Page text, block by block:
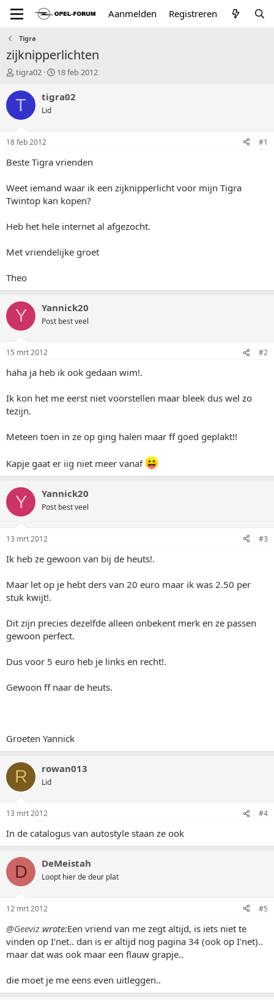
Aanmelden Registreren
Tigra
zijknipperlichten
T
p
i
t
a
r
r
tigra02
S
a
u
18 feb 2012
T tigra02
Lid
18 feb 2012 #1
Beste Tigra vrienden
Weet iemand waar ik een zijknipperlicht voor mijn Tigra
Twintop kan kopen?
Heb het hele internet al afgezocht.
Met vriendelijke groet
Theo
Y Yannick20
Post best veel
15 mrt 2012 #2
haha ja heb ik ook gedaan wim!.
Ik kon het me eerst niet voorstellen maar bleek dus wel zo
tezijn.
Meteen toen in ze op ging halen maar ff goed geplakt!!
Kapje gaat er iig niet meer vanaf
Y Yannick20
Post best veel
13 mrt 2012 #3
Ik heb ze gewoon van bij de heuts!.
Maar let op je hebt ders van 20 euro maar ik was 2.50 per
stuk kwijt!.
Dit zijn precies dezelfde alleen onbekent merk en ze passen
gewoon perfect.
Dus voor 5 euro heb je links en recht!.
Gewoon ff naar de heuts.
Groeten Yannick
R rowan013
Lid
13 mrt 2012 #4
In de catalogus van autostyle staan ze ook
D DeMeistah
Loopt hier de deur plat
12 mrt 2012 #5
@Geeviz wrote:Een vriend van me zegt altijd, is iets niet te
vinden op I'net.. dan is er altijd nog pagina 34 (ook op I'net)..
maar dat was ook maar een flauw grapje..
die moet je me eens even uitleggen..